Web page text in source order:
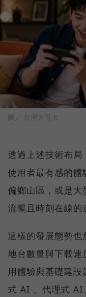
圖／ 台灣大哥大
透過上述技術布局
使用者最有感的體
偏鄉山區，或是大
流暢且時刻在線的
這樣的發展態勢
地台數量與下載速
用體驗與基礎建
式 AI 、代理式 AI